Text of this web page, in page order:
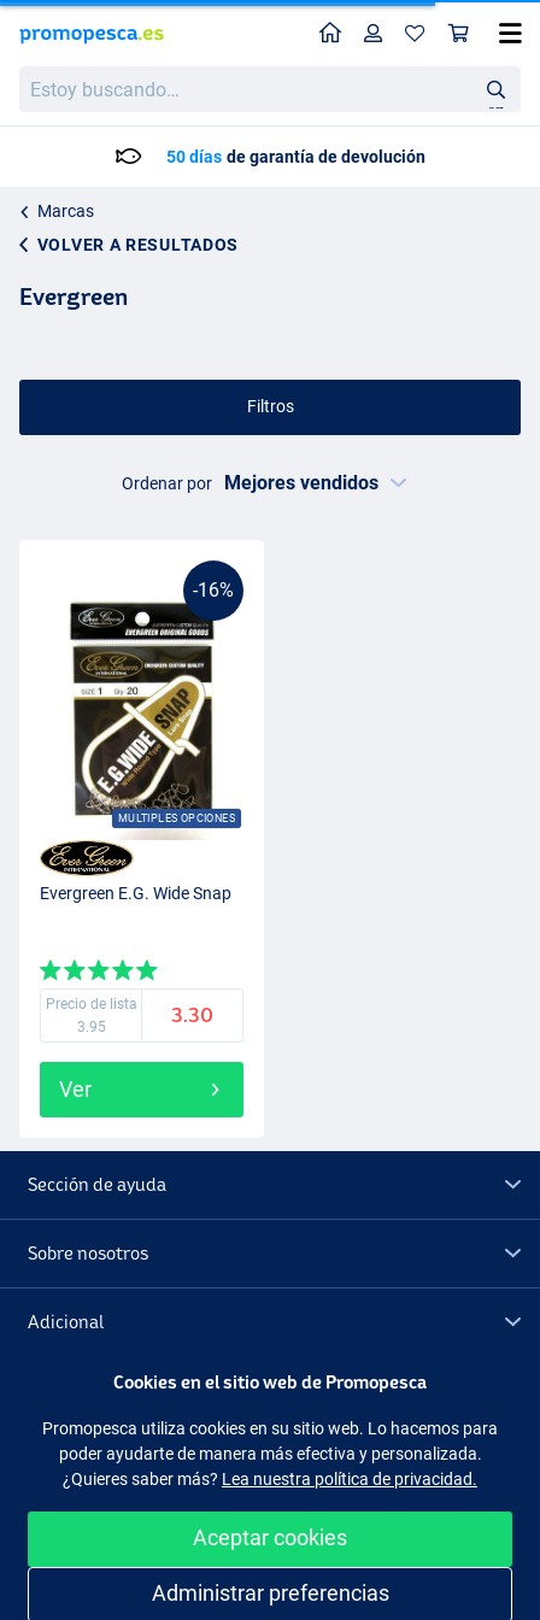
buscando…
en
Perfil
de garantía de devolución
Marcas
VOLVER A RESULTADOS
Evergreen
Filtros
Ordenar por
-16%
MULTIPLES OPCIONES
Evergreen E.G. Wide Snap
Precio de lista
3.95
3.30
Ver
Sección de ayuda
Sobre nosotros
Adicional
Síguenos Facebook Instagram
Comprar de manera fácil y segura
Cookies en el sitio web de Promopesca
Promopesca utiliza cookies en su sitio web. Lo hacemos para
poder ayudarte de manera más efectiva y personalizada.
¿Quieres saber más? Lea nuestra política de privacidad.
Aceptar cookies
Administrar preferencias